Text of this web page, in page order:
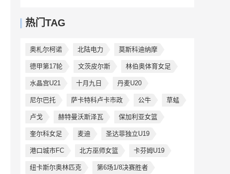
热门TAG
奥札尔柯诺 北陆电力 莫斯科迪纳摩
德甲第17轮 文茨皮尔斯 林伯奥体育女足
水晶宫U21 十月九日 丹麦U20
尼尔巴托 萨卡特科卢卡市政 公牛 草蜢
卢戈 赫特曼沃斯泽瓦 保加利亚女篮
奎尔科女足 麦迪 圣达菲独立U19
港口城市FC 北方巫师女篮 卡芬姆U19
纽卡斯尔奥林匹克 第6场1/8决赛胜者